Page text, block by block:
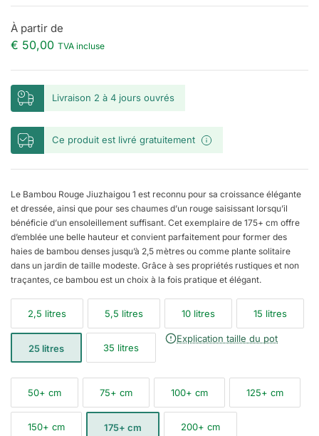
À partir de
€ 50,00 TVA incluse
Livraison 2 à 4 jours ouvrés
Ce produit est livré gratuitement
Le Bambou Rouge Jiuzhaigou 1 est reconnu pour sa croissance élégante
et dressée, ainsi que pour ses chaumes d’un rouge saisissant lorsqu’il
bénéficie d’un ensoleillement suffisant. Cet exemplaire de 175+ cm offre
d’emblée une belle hauteur et convient parfaitement pour former des
haies de bambou denses jusqu’à 2,5 mètres ou comme plante solitaire
dans un jardin de taille modeste. Grâce à ses propriétés rustiques et non
traçantes, ce bambou est un choix à la fois pratique et élégant.
2,5 litres 5,5 litres 10 litres 15 litres
25 litres 35 litres
Explication taille du pot
50+ cm 75+ cm 100+ cm 125+ cm
150+ cm 175+ cm 200+ cm